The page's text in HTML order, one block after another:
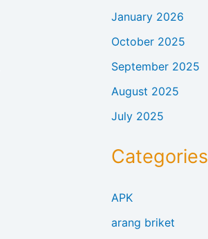
January 2026
October 2025
September 2025
August 2025
July 2025
Categories
APK
arang briket